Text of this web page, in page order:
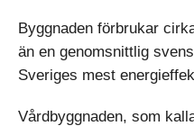
Byggnaden förbrukar
än en genomsnittlig
Sveriges mest
Vårdbyggnaden, som